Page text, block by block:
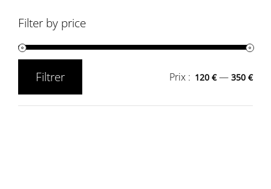
Filter by price
Filtrer Prix : 120 €—350 €